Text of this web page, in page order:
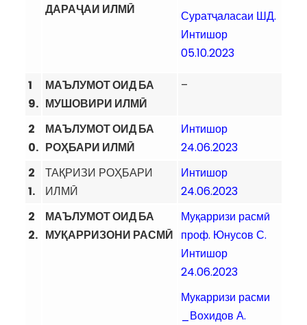
ДАРАҶАИ ИЛМӢ
Суратҷаласаи ШД.
Интишор
05.10.2023
1
9.
МАЪЛУМОТ ОИД БА
МУШОВИРИ ИЛМӢ
–
2
0.
МАЪЛУМОТ ОИД БА
РОҲБАРИ ИЛМӢ
Интишор
24.06.2023
2
1.
ТАҚРИЗИ РОҲБАРИ
ИЛМӢ
Интишор
24.06.2023
2
2.
МАЪЛУМОТ ОИД БА
МУҚАРРИЗОНИ РАСМӢ
Муқарризи расмӣ
проф. Юнусов С.
Интишор
24.06.2023
Мукарризи расми
_Вохидов А.